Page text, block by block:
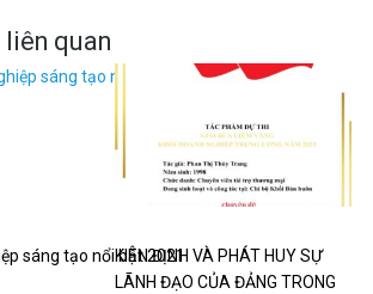
quan
sáng tạo nổi bật 2021KIÊN ĐỊNH VÀ PHÁT HUY SỰ
LÃNH ĐẠO CỦA ĐẢNG TRONG